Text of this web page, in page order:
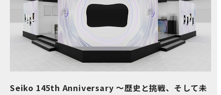
Seiko 145th Anniversary ～歴史と挑戦、そして未